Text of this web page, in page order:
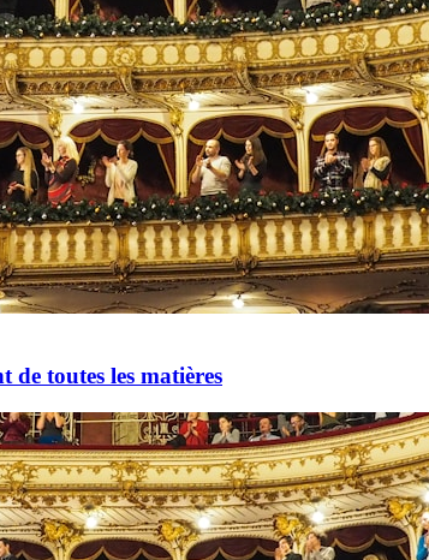
de toutes les matières